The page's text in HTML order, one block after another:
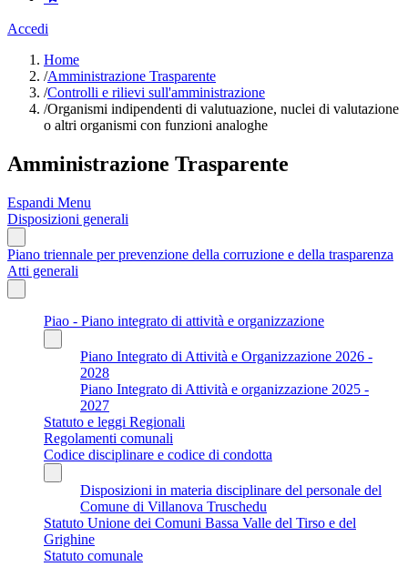
Accedi
Home
/Amministrazione Trasparente
/Controlli e rilievi sull'amministrazione
/Organismi indipendenti di valutuazione, nuclei di valutazione
o altri organismi con funzioni analoghe
Amministrazione Trasparente
Espandi Menu
Disposizioni generali
Piano triennale per prevenzione della corruzione e della trasparenza
Atti generali
Piao - Piano integrato di attività e organizzazione
Piano Integrato di Attività e Organizzazione 2026 -
2028
Piano Integrato di Attività e organizzazione 2025 -
2027
Statuto e leggi Regionali
Regolamenti comunali
Codice disciplinare e codice di condotta
Disposizioni in materia disciplinare del personale del
Comune di Villanova Truschedu
Statuto Unione dei Comuni Bassa Valle del Tirso e del
Grighine
Statuto comunale